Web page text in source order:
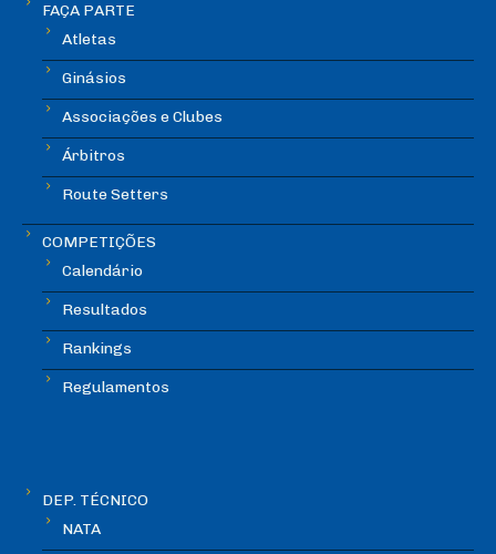
FAÇA PARTE
Atletas
Ginásios
Associações e Clubes
Árbitros
Route Setters
COMPETIÇÕES
Calendário
Resultados
Rankings
Regulamentos
DEP. TÉCNICO
NATA